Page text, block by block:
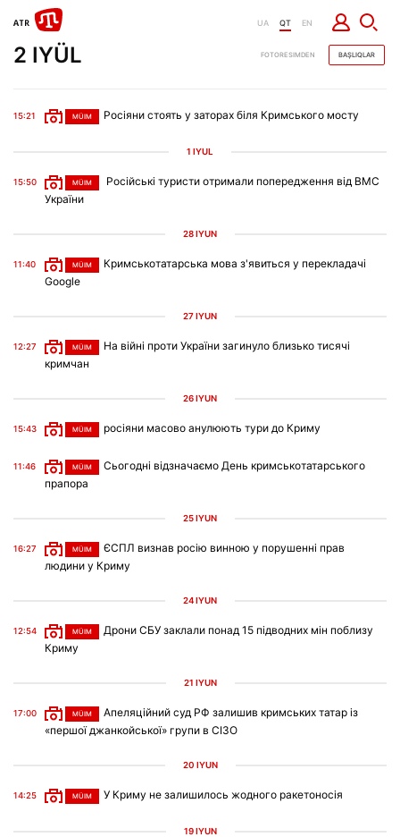
UA QT EN
2 IYÜL FOTORESIMDEN BAŞLIQLAR
15:21 MÜIM Росіяни стоять у заторах біля Кримського мосту
1 IYÜL
15:50 MÜIM
Російські туристи отримали попередження від ВМС
України
28 IYÜN
11:40 MÜIM
Кримськотатарська мова з'явиться у перекладачі
Google
27 IYÜN
12:27 MÜIM
На війні проти України загинуло близько тисячі
кримчан
26 IYÜN
15:43 MÜIM росіяни масово анулюють тури до Криму
11:46 MÜIM
Сьогодні відзначаємо День кримськотатарського
прапора
25 IYÜN
16:27 MÜIM
ЄСПЛ визнав росію винною у порушенні прав
людини у Криму
24 IYÜN
12:54 MÜIM
Дрони СБУ заклали понад 15 підводних мін поблизу
Криму
21 IYÜN
17:00 MÜIM
Апеляційний суд РФ залишив кримських татар із
«першої джанкойської» групи в СІЗО
20 IYÜN
14:25 MÜIM У Криму не залишилось жодного ракетоносія
19 IYÜN